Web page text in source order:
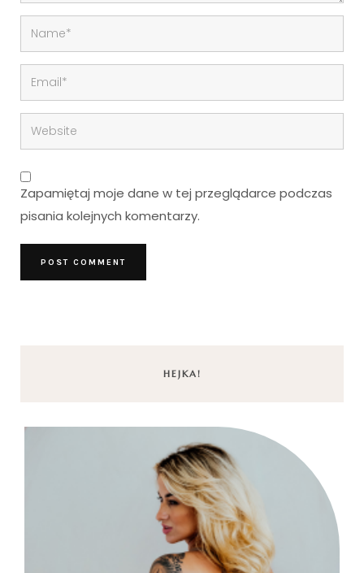
Zapamiętaj moje dane w tej przeglądarce podczas
pisania kolejnych komentarzy.
HEJKA!